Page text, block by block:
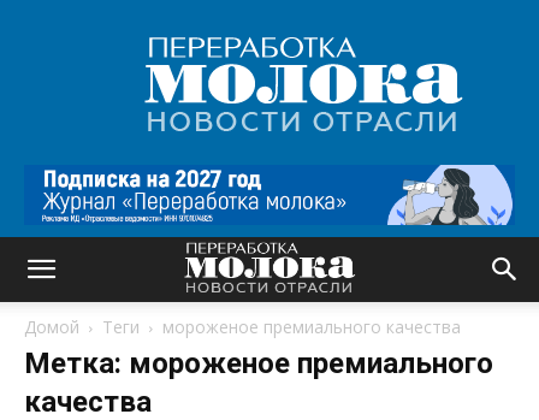
Переработка
молока
|
Новости
Домой Теги мороженое премиального качества
Метка: мороженое премиального
качества